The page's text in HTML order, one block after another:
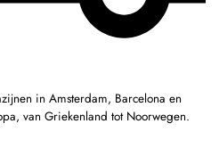
in Amsterdam, Barcelona en
van Griekenland tot Noorwegen.